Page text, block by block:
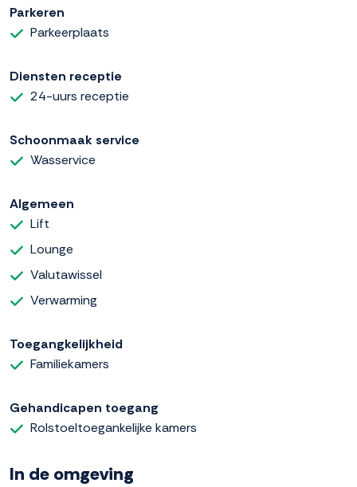
Parkeren
Parkeerplaats
Diensten receptie
24-uurs receptie
Schoonmaak service
Wasservice
Algemeen
Lift
Lounge
Valutawissel
Verwarming
Toegangkelijkheid
Familiekamers
Gehandicapen toegang
Rolstoeltoegankelijke kamers
In de omgeving